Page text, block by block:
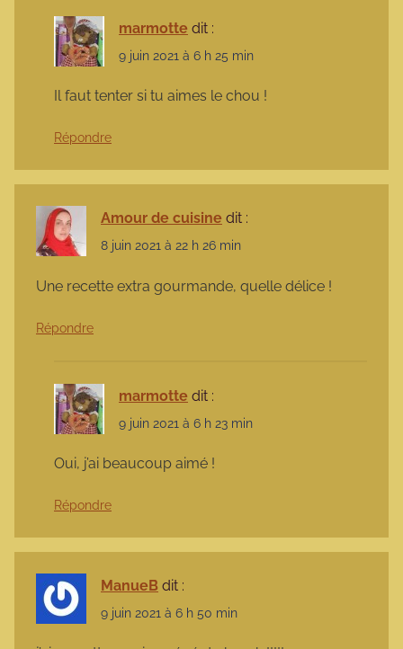
marmotte dit :
9 juin 2021 à 6 h 25 min
Il faut tenter si tu aimes le chou !
Répondre
Amour de cuisine dit :
8 juin 2021 à 22 h 26 min
Une recette extra gourmande, quelle délice !
Répondre
marmotte dit :
9 juin 2021 à 6 h 23 min
Oui, j’ai beaucoup aimé !
Répondre
ManueB dit :
9 juin 2021 à 6 h 50 min